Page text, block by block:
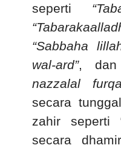
seperti
“Sabbaha
wal-ard”,
nazzalal
secara
zahir seperti
secara